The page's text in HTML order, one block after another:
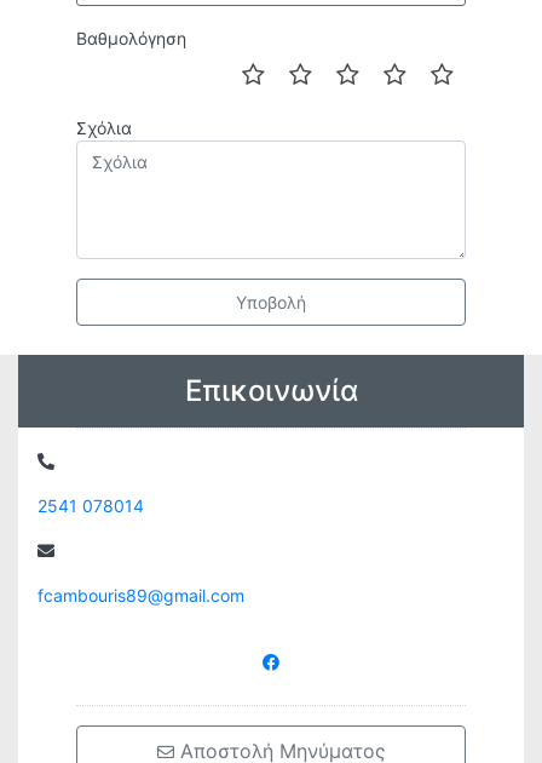
Βαθμολόγηση
Σχόλια
Υποβολή
Επικοινωνία
2541 078014
fcambouris89@gmail.com
Αποστολή Μηνύματος